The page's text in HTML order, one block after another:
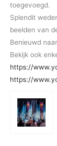
toegevoegd.
Splendit
beelden van
Benieuwd
Bekijk ook
https://
https://